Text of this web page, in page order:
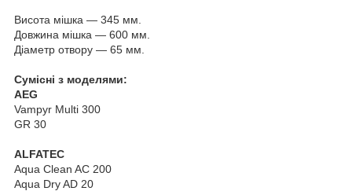
Висота мішка — 345 мм.
Довжина мішка — 600 мм.
Діаметр отвору — 65 мм.
Сумісні з моделями:
AEG
Vampyr Multi 300
GR 30
ALFATEC
Aqua Clean AC 200
Aqua Dry AD 20